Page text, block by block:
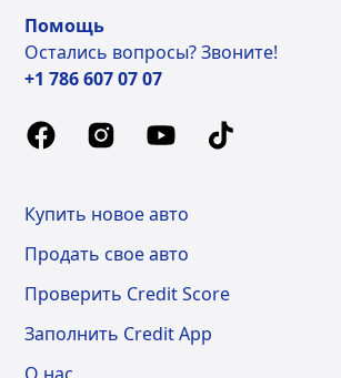
Помощь
Остались вопросы? Звоните!
+1 786 607 07 07
Купить новое авто
Продать свое авто
Проверить Credit Score
Заполнить Credit App